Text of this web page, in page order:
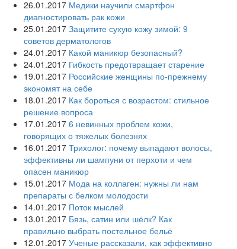
26.01.2017 Медики научили смартфон
диагностировать рак кожи
25.01.2017 Защитите сухую кожу зимой: 9
советов дерматологов
24.01.2017 Какой маникюр безопасный?
24.01.2017 Гибкость предотвращает старение
19.01.2017 Российские женщины по-прежнему
экономят на себе
18.01.2017 Как бороться с возрастом: стильное
решение вопроса
17.01.2017 6 невинных проблем кожи,
говорящих о тяжелых болезнях
16.01.2017 Трихолог: почему выпадают волосы,
эффективны ли шампуни от перхоти и чем
опасен маникюр
15.01.2017 Мода на коллаген: нужны ли нам
препараты с белком молодости
14.01.2017 Поток мыслей
13.01.2017 Бязь, сатин или шёлк? Как
правильно выбрать постельное бельё
12.01.2017 Ученые рассказали, как эффективно